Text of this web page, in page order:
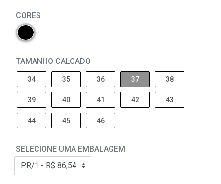
CORES
TAMANHO CALCADO
34 35 36 37 38
39 40 41 42 43
44 45 46
SELECIONE UMA EMBALAGEM